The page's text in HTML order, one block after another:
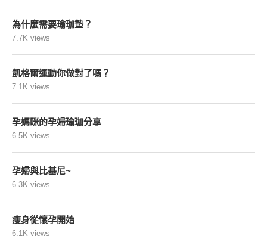
為什麼需要瑜珈墊？
7.7K views
凱格爾運動你做對了嗎？
7.1K views
孕媽咪的孕婦瑜珈分享
6.5K views
孕婦與比基尼~
6.3K views
瘦身從懷孕開始
6.1K views